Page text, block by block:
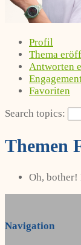
Profil
Thema
Antworten
Favoriten
Search topics:
Themen
Oh, bother!
Navigation